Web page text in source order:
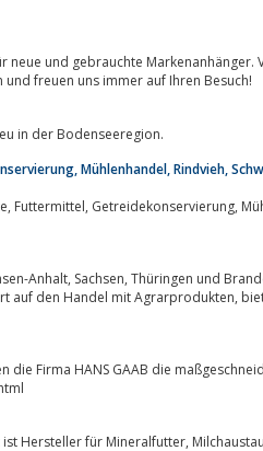
neue und gebrauchte Markenanhänger.
freuen uns immer auf Ihren Besuch!
und Einstreu in der Bodenseeregion.
Mühlenhandel, Rindvieh,
sowie
mit Agrarprodukten, bietet Lager und
Mineralfutter, Milchaustauscher und